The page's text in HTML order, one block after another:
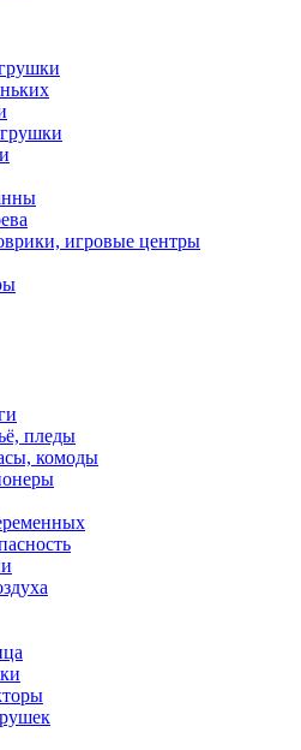
игровые центры
пледы
комоды